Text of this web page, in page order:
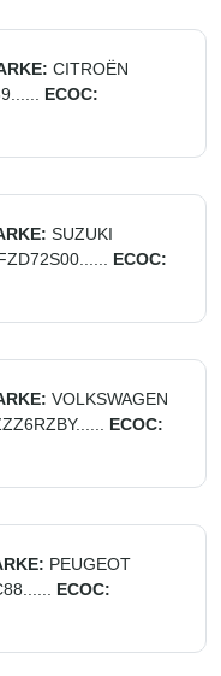
CITROËN
ECOC:
SUZUKI
ECOC:
VOLKSWAGEN
ECOC:
PEUGEOT
ECOC: